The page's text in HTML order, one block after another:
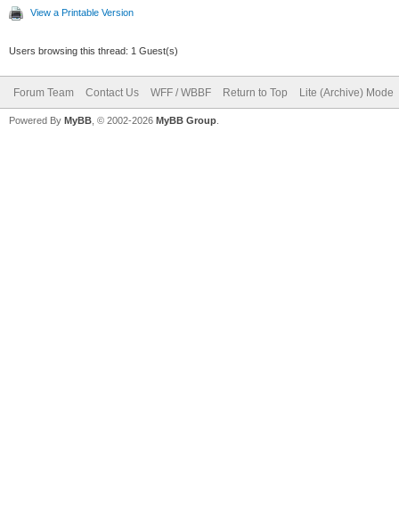
View a Printable Version
Users browsing this thread: 1 Guest(s)
Forum Team Contact Us WFF / WBBF Return to Top Lite (Archive) Mode
Powered By MyBB , © 2002-2026 MyBB Group